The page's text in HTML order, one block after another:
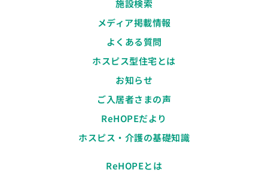
施設検索
メディア掲載情報
よくある質問
ホスピス型住宅とは
お知らせ
ご入居者さまの声
ReHOPEだより
ホスピス・介護の基礎知識
ReHOPEとは